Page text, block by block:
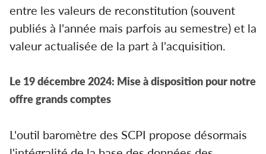
entre les valeurs de reconstitution (souvent
publiés à l'année mais parfois au semestre) et la
valeur actualisée de la part à l'acquisition.
Le 19 décembre 2024: Mise à disposition pour notre
offre grands comptes
L'outil baromètre des SCPI propose désormais